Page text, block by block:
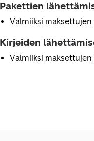
Pakettien
Valmiiksi
Kirjeiden
Valmiiksi